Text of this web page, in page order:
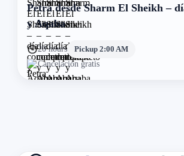
Petra desde Sharm El Sheikh –
y Aqaba
20 hours
Pickup 2:00 AM
Cancelación gratis